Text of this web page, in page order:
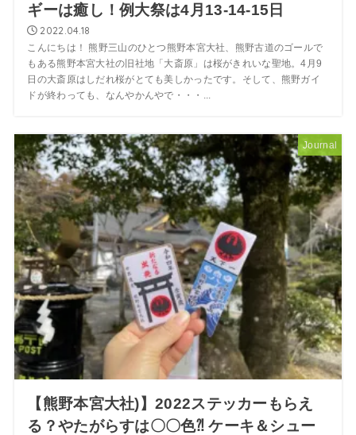
ギーは癒し！例大祭は4月13-14-15日
2022.04.18
こんにちは！ 熊野三山のひとつ熊野本宮大社、熊野古道のゴールで
もある熊野本宮大社の旧社地「大斎原」は桜がきれいな聖地。4月9
日の大斎原はしだれ桜がとても美しかったです。そして、熊野ガイ
ドが終わっても、なんやかんやで・・・...
Journal
【熊野本宮大社)】2022ステッカーもらえ
る？やたがらすは〇〇色⁈ ケーキ＆シュー